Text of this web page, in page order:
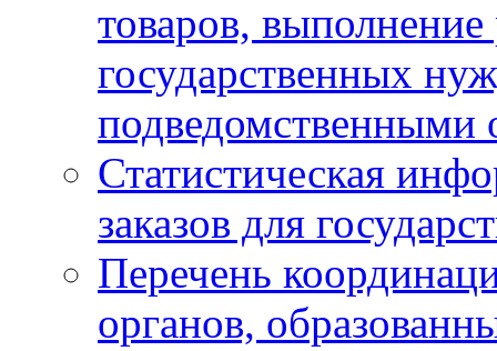
товаров, выполнение
государственных
подведомственными
Статистическая
заказов для
Перечень
органов,